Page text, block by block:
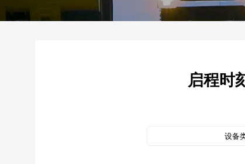
启程时
设备